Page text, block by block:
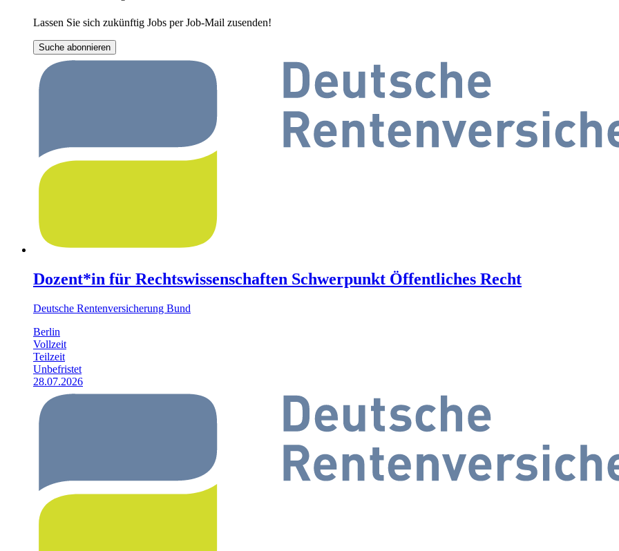
Lassen Sie sich zukünftig Jobs per Job-Mail zusenden!
Suche abonnieren
Dozent*in für Rechtswissenschaften Schwerpunkt Öffentliches Recht
Deutsche Rentenversicherung Bund
Berlin
Vollzeit
Teilzeit
Unbefristet
28.07.2026